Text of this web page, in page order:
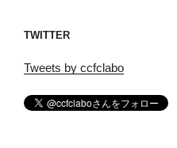
TWITTER
Tweets by ccfclabo